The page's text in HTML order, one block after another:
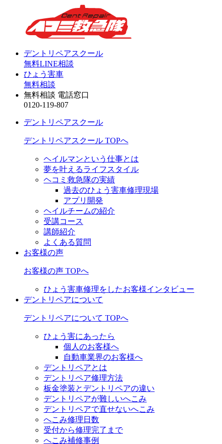
デントリペアスクール
無料LINE相談
ひょう害車
無料相談
無料相談 電話窓口
0120-119-807
デントリペアスクール
デントリペアスクール TOPへ
ヘイルマンという仕事とは
夢を叶えるライフスタイル
ヘコミ救急隊の実績
過去のひょう害車修理現場
アプリ開発
ヘイルチームの紹介
受講コース
講師紹介
よくある質問
お客様の声
お客様の声 TOPへ
ひょう害車修理をしたお客様インタビュー
デントリペアについて
デントリペアについて TOPへ
ひょう害にあったら
個人のお客様へ
自動車業界のお客様へ
デントリペアとは
デントリペア修理方法
板金塗装とデントリペアの違い
デントリペアが難しいへこみ
デントリペアで直せないへこみ
へこみ修理日数
受付から修理完了まで
へこみ補修事例